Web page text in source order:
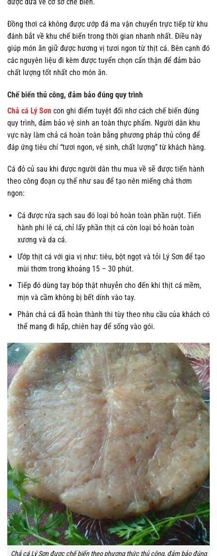
Đồng thơi cá không được ướp đá ma vận chuyển trực tiếp từ khu
đánh bắt về khu chế biến trong thời gian nhanh nhất. Điều này
giúp món ăn giữ được hương vị tươi ngon từ thịt cá. Bên cạnh đó
các nguyên liệu đi kèm được tuyển chọn cẩn thận để đảm bảo
chất lượng tốt nhất cho món ăn.
Chế biến thủ công, đảm bảo đúng quy trình
Chả cá Lý Sơn con ghi điểm tuyệt đối nhơ cách chế biến đúng
quy trình, đảm bảo vệ sinh an toàn thực phẩm. Người dân khu
vực này làm chả cá hoàn toàn bằng phương pháp thủ công để
đáp ứng tiêu chí “tươi ngon, vệ sinh, chất lượng” từ khách hàng.
Cá đỏ củ sau khi được người dân thu mua về sẽ được tiến hành
theo công đoạn cụ thể như sau để tạo nên miếng chả thơm
ngon:
Cá được rửa sạch sau đó loại bỏ hoàn toàn phần ruột. Tiến
hành phi lê cá, chỉ lấy phần thịt cá còn loại bỏ hoàn toàn
xương và da cá.
Ướp thịt cá với gia vị như: tiêu, bột ngọt và tỏi Lý Sơn để tạo
mùi thơm trong khoảng 15 – 30 phút.
Tiếp đó dùng tay bóp thật nhuyễn cho đến khi thịt cá mềm,
mịn và cầm không bị bết dính vào tay.
Phân chả cá đã hoàn thành thi tùy theo nhu cầu của khách có
thể mang đi hấp, chiên hay để sống vào gói.
Chả cá Lý Sơn được chế biến theo phương thức thủ công, đảm bảo đúng